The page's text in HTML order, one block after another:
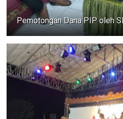
Pemotongan Dana PIP oleh